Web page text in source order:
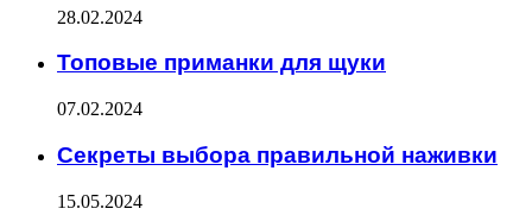
28.02.2024
Топовые приманки для щуки
07.02.2024
Секреты выбора правильной наживки
15.05.2024